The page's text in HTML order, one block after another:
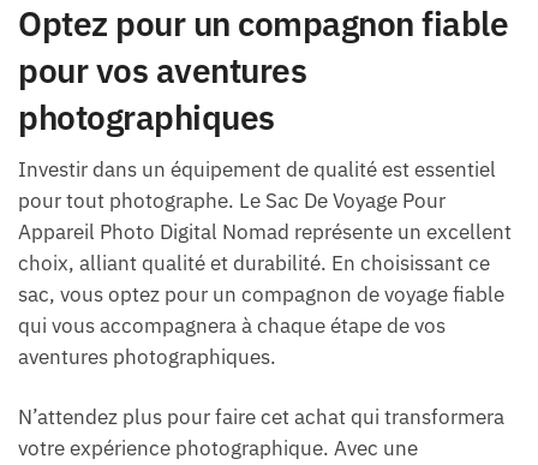
Optez pour un compagnon fiable
pour vos aventures
photographiques
Investir dans un équipement de qualité est essentiel
pour tout photographe. Le Sac De Voyage Pour
Appareil Photo Digital Nomad représente un excellent
choix, alliant qualité et durabilité. En choisissant ce
sac, vous optez pour un compagnon de voyage fiable
qui vous accompagnera à chaque étape de vos
aventures photographiques.
N’attendez plus pour faire cet achat qui transformera
votre expérience photographique. Avec une